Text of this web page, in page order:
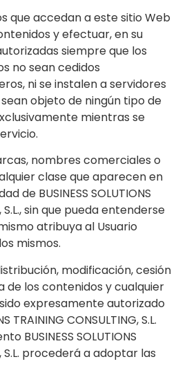
que accedan a este sitio Web
y efectuar, en su
siempre que los
no sean cedidos
ni se instalen a servidores
objeto de ningún tipo de
mientras se
nombres comerciales o
clase que aparecen en
de BUSINESS SOLUTIONS
S.L., sin que pueda entenderse
atribuya al Usuario
mismos.
modificación, cesión
de los contenidos y cualquier
expresamente autorizado
TRAINING CONSULTING, S.L.
BUSINESS SOLUTIONS
S.L. procederá a adoptar las